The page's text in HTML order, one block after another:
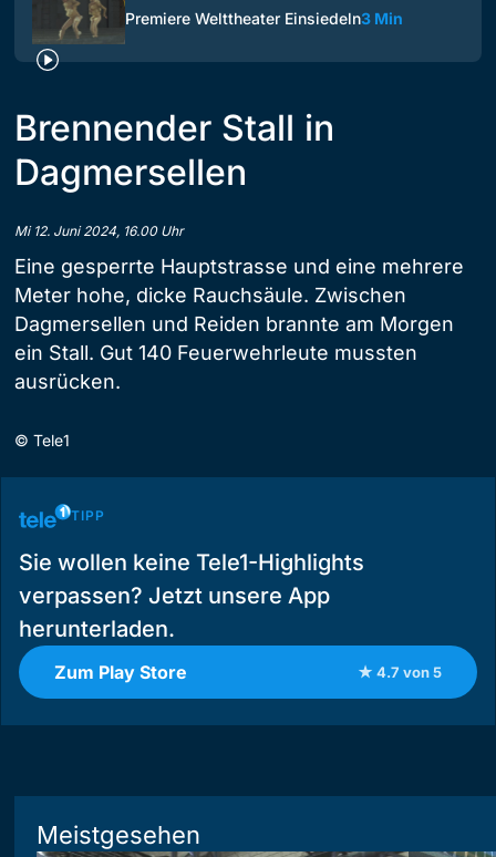
Premiere Welttheater Einsiedeln3 Min
Brennender Stall in
Dagmersellen
Mi 12. Juni 2024, 16.00 Uhr
Eine gesperrte Hauptstrasse und eine mehrere
Meter hohe, dicke Rauchsäule. Zwischen
Dagmersellen und Reiden brannte am Morgen
ein Stall. Gut 140 Feuerwehrleute mussten
ausrücken.
© Tele1
TIPP
Sie wollen keine Tele1-Highlights
verpassen? Jetzt unsere App
herunterladen.
Zum Play Store ★ 4.7 von 5
Meistgesehen